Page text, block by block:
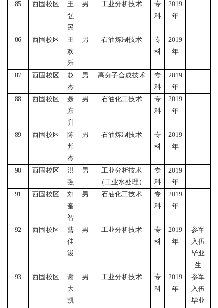
85
西固校区
王
弘
民
男 工业分析技术
专
科
2019
年
86 西固校区
王
欢
乐
男 石油炼制技术
专
科
2019
年
87 西固校区
赵
杰
男 高分子合成技术
专
科
2019
年
88
西固校区
聂
东
升
男 石油化工技术
专
科
2019
年
89 西固校区
陈
邦
杰
男 石油炼制技术
专
科
2019
年
90 西固校区
洪
强
男
工业分析技术
（工业水处理）
专
科
2019
年
91
西固校区
刘
奎
智
男 石油化工技术
专
科
2019
年
92 西固校区
曹
佳
浚
男 工业分析技术
专
科
2019
年
参军
入伍
毕业
生
93
西固校区
谢
大
凯
男 工业分析技术
专
科
2019
年
参军
入伍
毕业